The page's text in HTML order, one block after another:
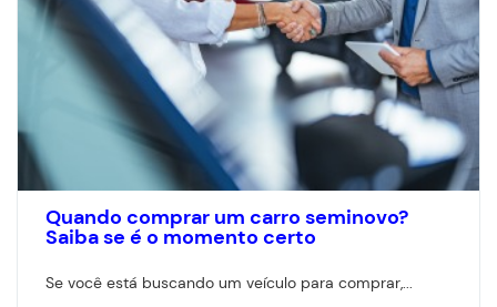
Quando comprar um carro seminovo?
Saiba se é o momento certo
Se você está buscando um veículo para comprar,...